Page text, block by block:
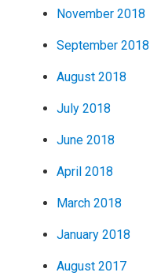
November 2018
September 2018
August 2018
July 2018
June 2018
April 2018
March 2018
January 2018
August 2017